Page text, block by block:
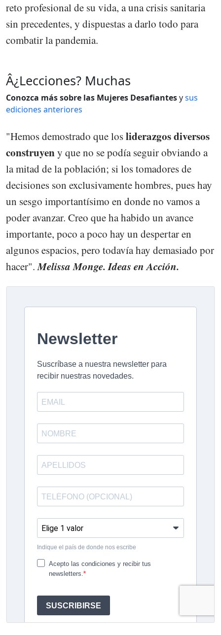
reto profesional de su vida, a una crisis sanitaria
sin precedentes, y dispuestas a darlo todo para
combatir la pandemia.
Â¿Lecciones? Muchas
Conozca más sobre las Mujeres Desafiantesysus
ediciones anteriores
"Hemos demostrado que losliderazgos diversos
construyeny que no se podía seguir obviando a
la mitad de la población; si los tomadores de
decisiones son exclusivamente hombres, pues hay
un sesgo importantísimo en donde no vamos a
poder avanzar. Creo que ha habido un avance
importante, poco a poco hay un despertar en
algunos espacios, pero todavía hay demasiado por
hacer".Melissa Monge. Ideas en Acción.